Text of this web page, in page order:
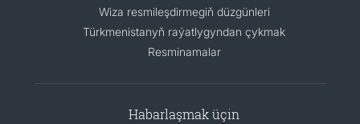
Wiza resmileşdirmegiň düzgünleri
Türkmenistanyň raýatlygyndan çykmak
Resminamalar
Habarlaşmak üçin